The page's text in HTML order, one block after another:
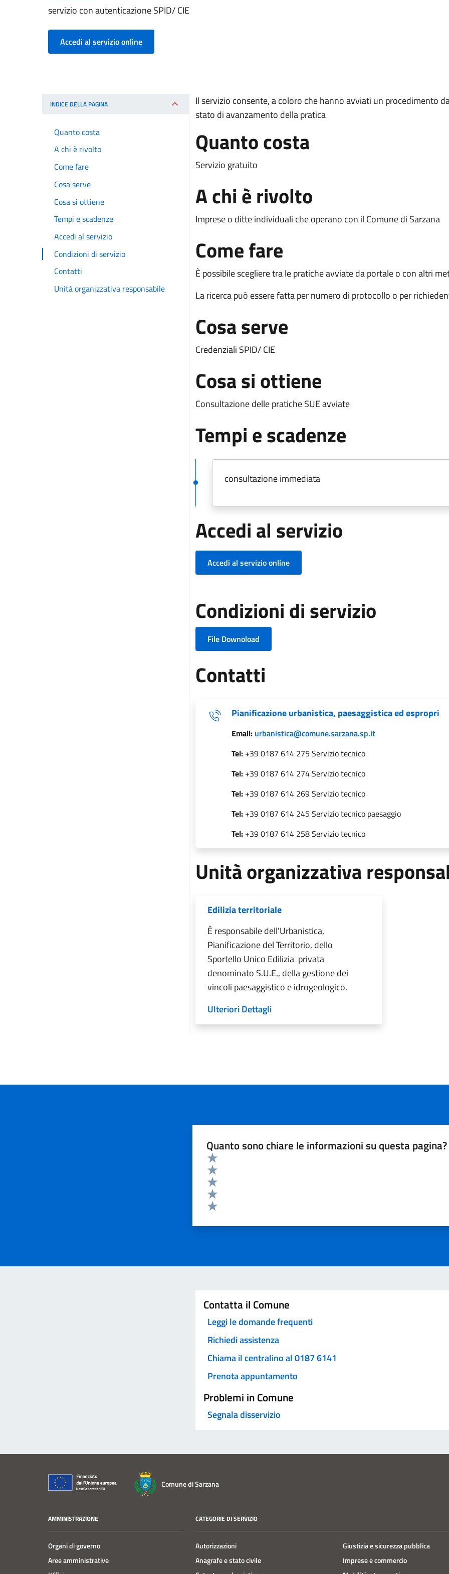
servizio con autenticazione SPID/ CIE
Accedi al servizio online
INDICE DELLA PAGINA
Quanto costa
A chi è rivolto
Come fare
Cosa serve
Cosa si ottiene
Tempi e scadenze
Accedi al servizio
Condizioni di servizio
Contatti
Unità organizzativa responsabile
Il servizio consente, a coloro che hanno avviati un procedimento
stato di avanzamento della pratica
Quanto costa
Servizio gratuito
A chi è rivolto
Imprese o ditte individuali che operano con il Comune di Sarzana
Come fare
È possibile scegliere tra le pratiche avviate da portale o con altri
La ricerca può essere fatta per numero di protocollo o per
Cosa serve
Credenziali SPID/ CIE
Cosa si ottiene
Consultazione delle pratiche SUE avviate
Tempi e scadenze
consultazione immediata
Accedi al servizio
Accedi al servizio online
Condizioni di servizio
File Downoload
Contatti
Pianificazione urbanistica, paesaggistica ed espropri
Email: urbanistica@comune.sarzana.sp.it
Tel: +39 0187 614 275 Servizio tecnico
Tel: +39 0187 614 274 Servizio tecnico
Tel: +39 0187 614 269 Servizio tecnico
Tel: +39 0187 614 245 Servizio tecnico paesaggio
Tel: +39 0187 614 258 Servizio tecnico
Unità organizzativa
Edilizia territoriale
È responsabile dell'Urbanistica,
Pianificazione del Territorio, dello
Sportello Unico Edilizia privata
denominato S.U.E., della gestione dei
vincoli paesaggistico e idrogeologico.
Ulteriori Dettagli
Quanto sono chiare le informazioni su questa pagina?
Valuta da 1 a 5 stelle la pagina
Valuta 5 stelle su 5
Valuta 4 stelle su 5
Valuta 3 stelle su 5
Valuta 2 stelle su 5
Valuta 1 stelle su 5
Contatta il Comune
Leggi le domande frequenti
Richiedi assistenza
Chiama il centralino al 0187 6141
Prenota appuntamento
Problemi in Comune
Segnala disservizio
Comune di Sarzana
AMMINISTRAZIONE
Organi di governo
Aree amministrative
CATEGORIE DI SERVIZIO
Autorizzazioni
Anagrafe e stato civile
Giustizia e sicurezza pubblica
Imprese e commercio